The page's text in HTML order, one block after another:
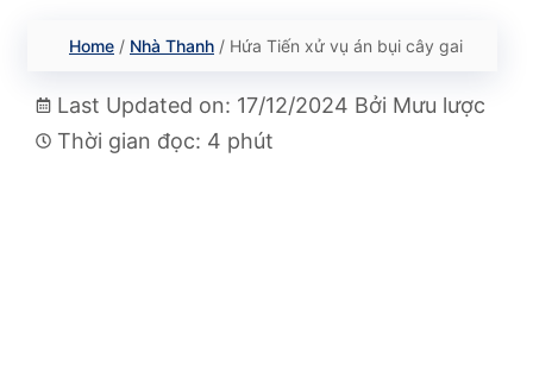
Home / Nhà Thanh / Hứa Tiến xử vụ án bụi cây gai
Last Updated on: 17/12/2024 Bởi Mưu lược
Thời gian đọc: 4 phút